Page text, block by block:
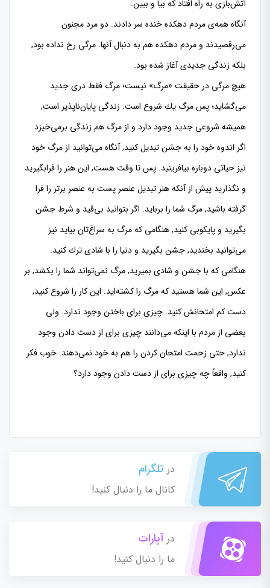
آتش‌بازی به راه افتاد كه بیا و ببین.
آنگاه همه‌ی مردم دهكده خنده سر دادند. دو مرد مجنون
می‌رقصیدند و مردم دهكده هم به دنبال آنها. مرگی رخ نداده بود,
بلكه زندگی جدیدی آغاز شده بود.
هیچ مرگی در حقیقت «مرگ» نیست؛ مرگ فقط دری جدید
می‌گشاید؛ پس مرگ یك شروع است. زندگی پایان‌ناپذیر است,
همیشه شروعی جدید وجود دارد و از مرگ هم زندگی برمی‌خیزد.
اگر اندوه خود را به جشن تبدیل كنید, آنگاه می‌توانید از مرگ خود
نیز حیاتی دوباره بیافرینید. پس تا وقت هست, این هنر را فرابگیرید
و نگذارید پیش از آنكه هنر تبدیل عنصر پست به عنصر برتر را فرا
گرفته باشید, مرگ شما را برباید. اگر بتوانید بی‌قید و شرط جشن
بگیرید و پایكوبی كنید, هنگامی كه مرگ به سراغ‌تان بیاید نیز
می‌توانید بخندید, جشن بگیرید و دنیا را با شادی ترك كنید.
هنگامی كه با جشن و شادی بمیرید, مرگ نمی‌تواند شما را بكشد, بر
عكس, این شما هستید كه مرگ را كشته‌‌اید. این كار را شروع كنید,
دست كم امتحانش كنید. چیزی برای باختن وجود ندارد. ولی
بعضی از مردم با اینكه می‌دانند چیزی برای از دست دادن وجود
ندارد, حتی زحمت امتحان كردن را هم به خود نمی‌دهند. خوب فكر
كنید, واقعاً چه چیزی برای از دست دادن وجود دارد؟
در تلگرام
کانال ما را دنبال کنید!
در آپارات
ما را دنبال کنید!